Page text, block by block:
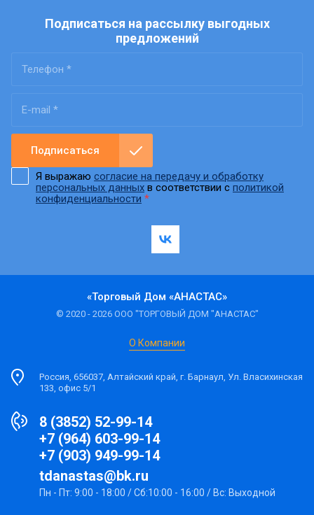
Подписаться на рассылку выгодных
предложений
Я выражаю согласие на передачу и обработку
персональных данных в соответствии с политикой
конфиденциальности *
Подписаться
«Торговый Дом «АНАСТАС»
© 2020 - 2026 ООО "ТОРГОВЫЙ ДОМ "АНАСТАС"
О Компании
Россия, 656037, Алтайский край, г. Барнаул, Ул. Власихинская
133, офис 5/1
8 (3852) 52-99-14
+7 (964) 603-99-14
+7 (903) 949-99-14
tdanastas@bk.ru
Пн - Пт: 9:00 - 18:00 / Сб:10:00 - 16:00 / Вс: Выходной